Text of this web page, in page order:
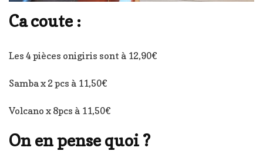
Ca coute :
Les 4 pièces onigiris sont à 12,90€
Samba x 2 pcs à 11,50€
Volcano x 8pcs à 11,50€
On en pense quoi ?